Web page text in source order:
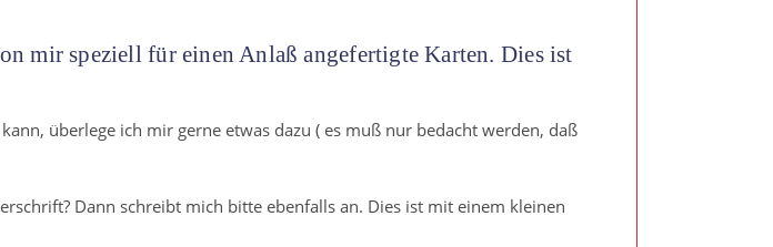
mir speziell für einen Anlaß angefertigte Karten. Dies ist
überlege ich mir gerne etwas dazu ( es muß nur bedacht werden, daß
Dann schreibt mich bitte ebenfalls an. Dies ist mit einem kleinen